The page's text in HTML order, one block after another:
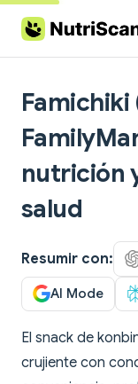
Skip to content
nutrición
salud
Resumir con:
AI Mode
El snack de
crujiente con